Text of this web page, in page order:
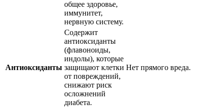
общее здоровье,
иммунитет,
нервную систему.
Антиоксиданты
Содержит
антиоксиданты
(флавоноиды,
индолы), которые
защищают клетки
от повреждений,
снижают риск
осложнений
диабета.
Нет прямого вреда.